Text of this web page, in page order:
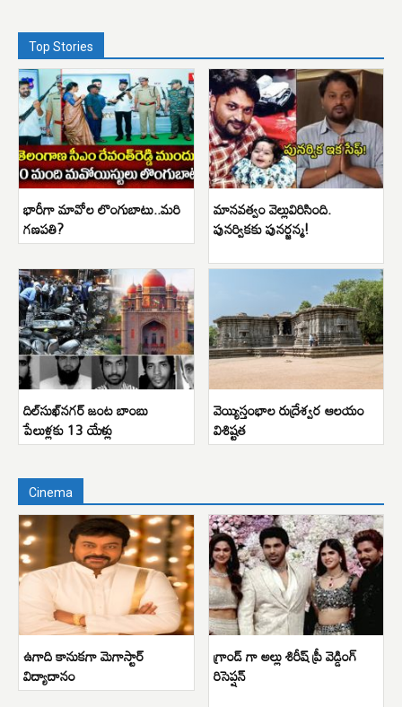
Top Stories
భారీగా మావోల లొంగుబాటు..మరి
గణపతి?
మానవత్వం వెల్లువిరిసింది.
పునర్వికకు పునర్జన్మ!
దిల్‌సుఖ్‌నగర్ జంట బాంబు
పేలుళ్లకు 13 యేళ్లు
వెయ్యిస్తంభాల రుద్రేశ్వర ఆలయం
విశిష్టత
Cinema
ఉగాది కానుకగా మెగాస్టార్
విద్యాదానం
గ్రాండ్ గా అల్లు శిరీష్ ప్రీ వెడ్డింగ్
రిసెప్షన్